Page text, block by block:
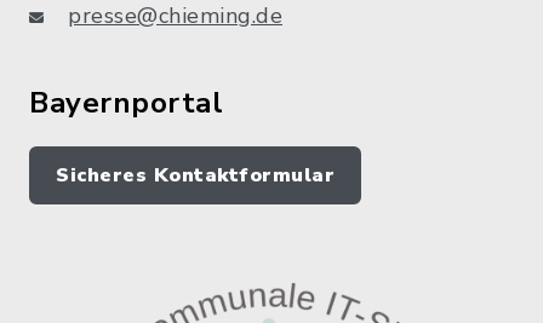
presse@chieming.de
Bayernportal
Sicheres Kontaktformular